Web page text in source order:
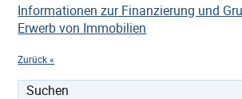
Informationen zur Finanzierung und
Erwerb von Immobilien
Zurück «
Suchen